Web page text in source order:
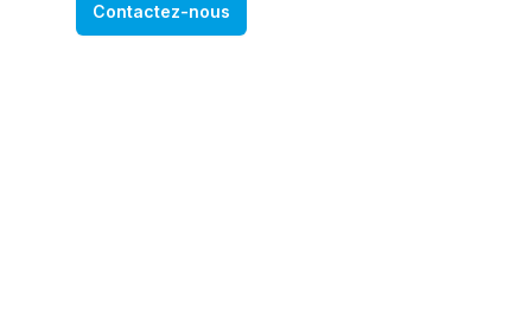
Contactez-nous